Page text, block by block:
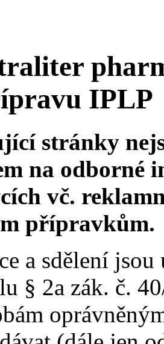
IPLP
stránky
na odborné
vč.
přípravkům.
a sdělení
§ 2a zák. č.